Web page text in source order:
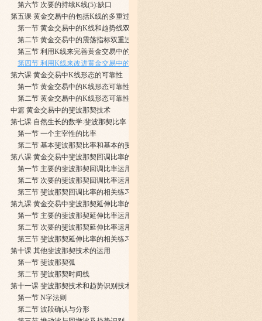
第六节 次要的持续K线(5):缺口
第五课 黄金交易中的包括K线的多重过滤法
第一节 黄金交易中的K线和趋势线双重过滤
第二节 黄金交易中的震荡指标双重过滤
第三节 利用K线来完善黄金交易中的西方技术图形应用
第四节 利用K线来改进黄金交易中的波浪理论实践
第六课 黄金交易中K线形态的可靠性
第一节 黄金交易中的K线形态可靠性衡量标准
第二节 黄金交易中的K线形态可靠性初步评级
中篇 黄金交易中的斐波那契技术
第七课 自然生长的数学:斐波那契比率
第一节 一个主宰性的比率
第二节 基本斐波那契比率和基本的斐波那契比率工具
第八课 黄金交易中斐波那契回调比率的运用
第一节 主要的斐波那契回调比率运用
第二节 次要的斐波那契回调比率运用
第三节 斐波那契回调比率的相关练习
第九课 黄金交易中斐波那契延伸比率的运用
第一节 主要的斐波那契延伸比率运用
第二节 次要的斐波那契延伸比率运用
第三节 斐波那契延伸比率的相关练习
第十课 其他斐波那契技术的运用
第一节 斐波那契弧
第二节 斐波那契时间线
第十一课 斐波那契技术和趋势识别技术
第一节 N字法则
第二节 波段确认与分形